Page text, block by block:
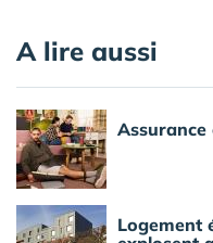
A lire aussi
Assurance
Logement